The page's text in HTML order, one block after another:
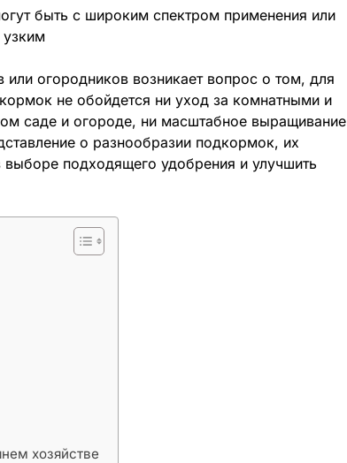
быть с широким спектром применения или
узким
огородников возникает вопрос о том, для
не обойдется ни уход за комнатными и
саде и огороде, ни масштабное выращивание
о разнообразии подкормок, их
подходящего удобрения и улучшить
хозяйстве